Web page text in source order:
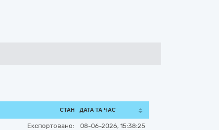
СТАН ДАТА ТА ЧАС
Експортовано: 08-06-2026, 15:38:25